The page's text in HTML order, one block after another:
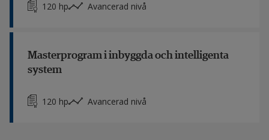
120 hp Avancerad nivå
Masterprogram i inbyggda och intelligenta
system
120 hp Avancerad nivå